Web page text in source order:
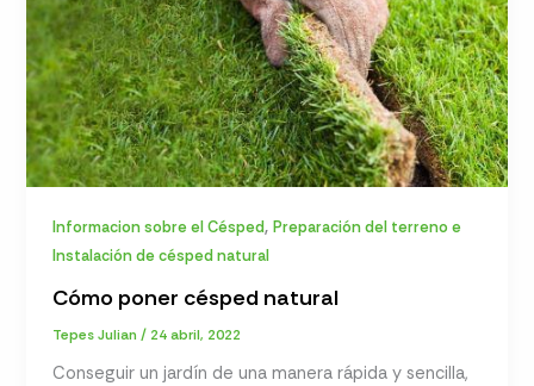
Informacion sobre el Césped,Preparación del terreno e
Instalación de césped natural
Cómo poner césped natural
Tepes Julian/ 24 abril, 2022
Conseguir un jardín de una manera rápida y sencilla,